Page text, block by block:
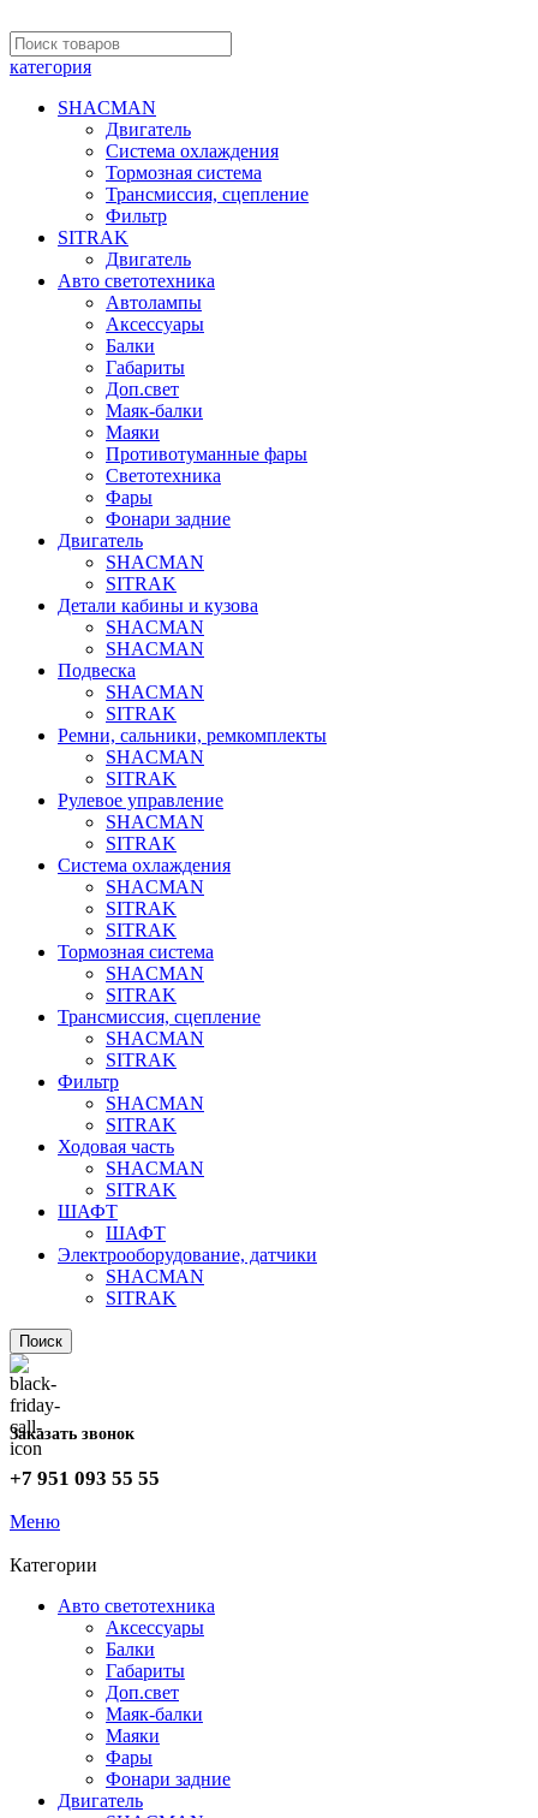
категория
SHACMAN
Двигатель
Система охлаждения
Тормозная система
Трансмиссия, сцепление
Фильтр
SITRAK
Двигатель
Авто светотехника
Автолампы
Аксессуары
Балки
Габариты
Доп.свет
Маяк-балки
Маяки
Противотуманные фары
Светотехника
Фары
Фонари задние
Двигатель
SHACMAN
SITRAK
Детали кабины и кузова
SHACMAN
SHACMAN
Подвеска
SHACMAN
SITRAK
Ремни, сальники, ремкомплекты
SHACMAN
SITRAK
Рулевое управление
SHACMAN
SITRAK
Система охлаждения
SHACMAN
SITRAK
SITRAK
Тормозная система
SHACMAN
SITRAK
Трансмиссия, сцепление
SHACMAN
SITRAK
Фильтр
SHACMAN
SITRAK
Ходовая часть
SHACMAN
SITRAK
ШАФТ
ШАФТ
Электрооборудование, датчики
SHACMAN
SITRAK
Поиск
Заказать звонок
+7 951 093 55 55
Меню
Категории
Авто светотехника
Аксессуары
Балки
Габариты
Доп.свет
Маяк-балки
Маяки
Фары
Фонари задние
Двигатель